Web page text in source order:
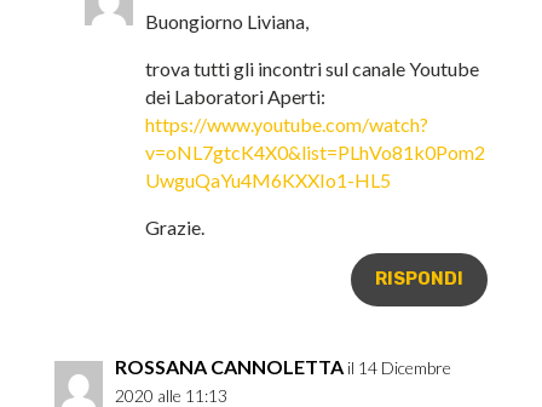
Buongiorno Liviana,
trova tutti gli incontri sul canale Youtube
dei Laboratori Aperti:
https://www.youtube.com/watch?
v=oNL7gtcK4X0&list=PLhVo81k0Pom2
UwguQaYu4M6KXXIo1-HL5
Grazie.
RISPONDI
ROSSANA CANNOLETTA il 14 Dicembre
2020 alle 11:13